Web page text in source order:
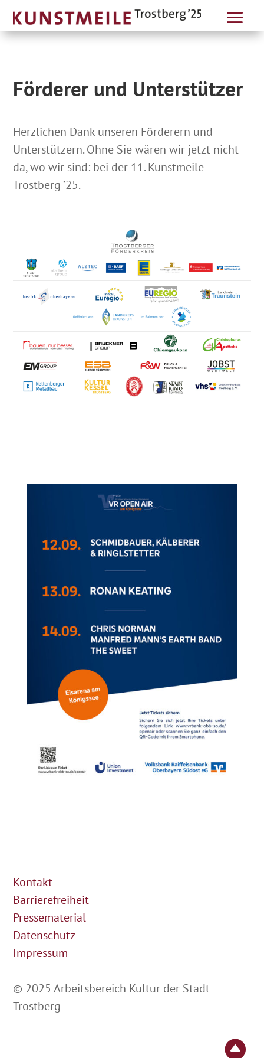

Förderer und Unterstützer
Herzlichen Dank unseren Förderern und
Unterstützern. Ohne Sie wären wir jetzt nicht
da, wo wir sind: bei der 11. Kunstmeile
Trostberg ’25.
Kontakt
Barrierefreiheit
Pressematerial
Datenschutz
Impressum
© 2025 Arbeitsbereich Kultur der Stadt
Trostberg